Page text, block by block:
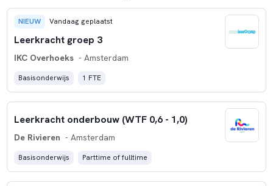
NIEUW Vandaag geplaatst
Leerkracht groep 3
IKC Overhoeks - Amsterdam
Basisonderwijs 1 FTE
Leerkracht onderbouw (WTF 0,6 - 1,0)
De Rivieren - Amsterdam
Basisonderwijs Parttime of fulltime